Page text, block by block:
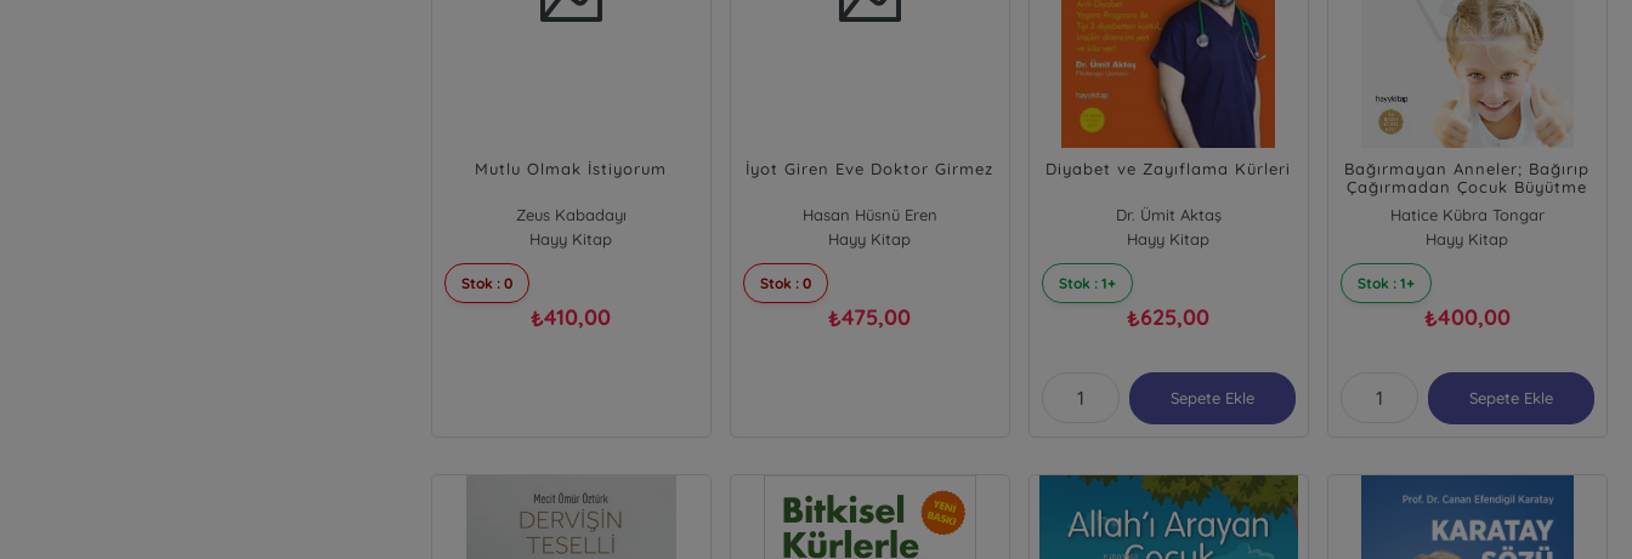
Mutlu Olmak İstiyorum
Zeus Kabadayı
Hayy Kitap
Stok : 0
₺410,00
İyot Giren Eve Doktor Girmez
Hasan Hüsnü Eren
Hayy Kitap
Stok : 0
₺475,00
Diyabet ve Zayıflama Kürleri
Dr. Ümit Aktaş
Hayy Kitap
Stok : 1+
₺625,00
Sepete Ekle
Bağırmayan Anneler; Bağırıp
Çağırmadan Çocuk Büyütme
Teknikleri
Hatice Kübra Tongar
Hayy Kitap
Stok : 1+
₺400,00
Sepete Ekle